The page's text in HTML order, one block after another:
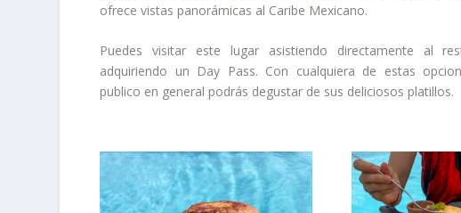
ofrece vistas panorámicas al Caribe Mexicano.
Puedes visitar este lugar asistiendo directamente al
adquiriendo un Day Pass. Con cualquiera de estas
publico en general podrás degustar de sus deliciosos platillos.